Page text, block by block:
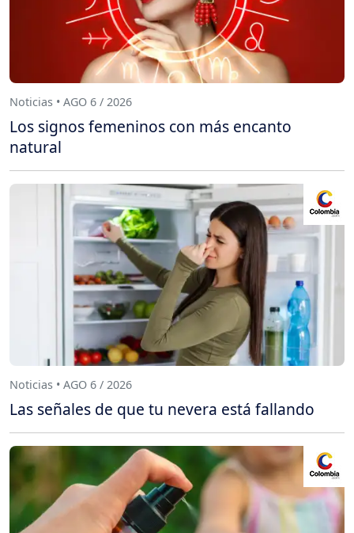
Noticias • AGO 6 / 2026
Los signos femeninos con más encanto
natural
Noticias • AGO 6 / 2026
Las señales de que tu nevera está fallando